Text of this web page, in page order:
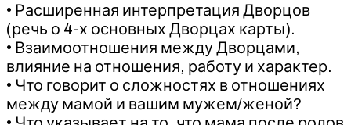
• Расширенная интерпретация Дворцов
(речь о 4-х основных Дворцах карты).
• Взаимоотношения между Дворцами,
влияние на отношения, работу и характер.
• Что говорит о сложностях в отношениях
между мамой и вашим мужем/женой?